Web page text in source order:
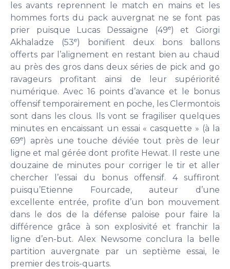
les avants reprennent le match en mains et les
hommes forts du pack auvergnat ne se font pas
prier puisque Lucas Dessaigne (49e) et Giorgi
Akhaladze (53e) bonifient deux bons ballons
offerts par l’alignement en restant bien au chaud
au près des gros dans deux séries de pick and go
ravageurs profitant ainsi de leur supériorité
numérique. Avec 16 points d’avance et le bonus
offensif temporairement en poche, les Clermontois
sont dans les clous. Ils vont se fragiliser quelques
minutes en encaissant un essai « casquette » (à la
69e) après une touche déviée tout près de leur
ligne et mal gérée dont profite Hewat. Il reste une
douzaine de minutes pour corriger le tir et aller
chercher l’essai du bonus offensif. 4 suffiront
puisqu’Etienne Fourcade, auteur d’une
excellente entrée, profite d’un bon mouvement
dans le dos de la défense paloise pour faire la
différence grâce à son explosivité et franchir la
ligne d’en-but. Alex Newsome conclura la belle
partition auvergnate par un septième essai, le
premier des trois-quarts.